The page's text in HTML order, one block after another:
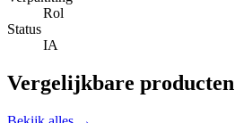
Rol
Status
IA
Vergelijkbare producten